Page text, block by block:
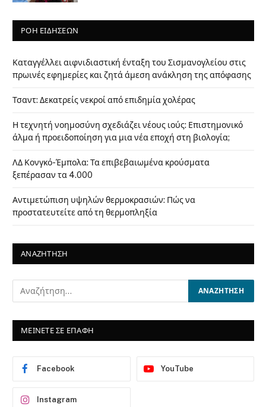
ΡΟΗ ΕΙΔΗΣΕΩΝ
Καταγγέλλει αιφνιδιαστική ένταξη του Σισμανογλείου στις
πρωινές εφημερίες και ζητά άμεση ανάκληση της απόφασης
Τσαντ: Δεκατρείς νεκροί από επιδημία χολέρας
Η τεχνητή νοημοσύνη σχεδιάζει νέους ιούς: Επιστημονικό
άλμα ή προειδοποίηση για μια νέα εποχή στη βιολογία;
ΛΔ Κονγκό-Έμπολα: Τα επιβεβαιωμένα κρούσματα
ξεπέρασαν τα 4.000
Αντιμετώπιση υψηλών θερμοκρασιών: Πώς να
προστατευτείτε από τη θερμοπληξία
ΑΝΑΖΗΤΗΣΗ
ΜΕΙΝΕΤΕ ΣΕ ΕΠΑΦΗ
Facebook YouTube
Instagram